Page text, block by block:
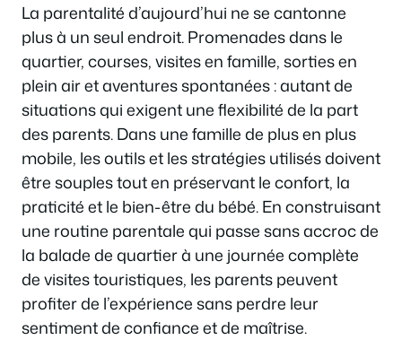
La parentalité d’aujourd’hui ne se cantonne
plus à un seul endroit. Promenades dans le
quartier, courses, visites en famille, sorties en
plein air et aventures spontanées : autant de
situations qui exigent une flexibilité de la part
des parents. Dans une famille de plus en plus
mobile, les outils et les stratégies utilisés doivent
être souples tout en préservant le confort, la
praticité et le bien-être du bébé. En construisant
une routine parentale qui passe sans accroc de
la balade de quartier à une journée complète
de visites touristiques, les parents peuvent
profiter de l’expérience sans perdre leur
sentiment de confiance et de maîtrise.